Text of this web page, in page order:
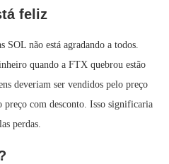
feliz
SOL não está agradando a todos.
quando a FTX quebrou estão
deveriam ser vendidos pelo preço
com desconto. Isso significaria
perdas.